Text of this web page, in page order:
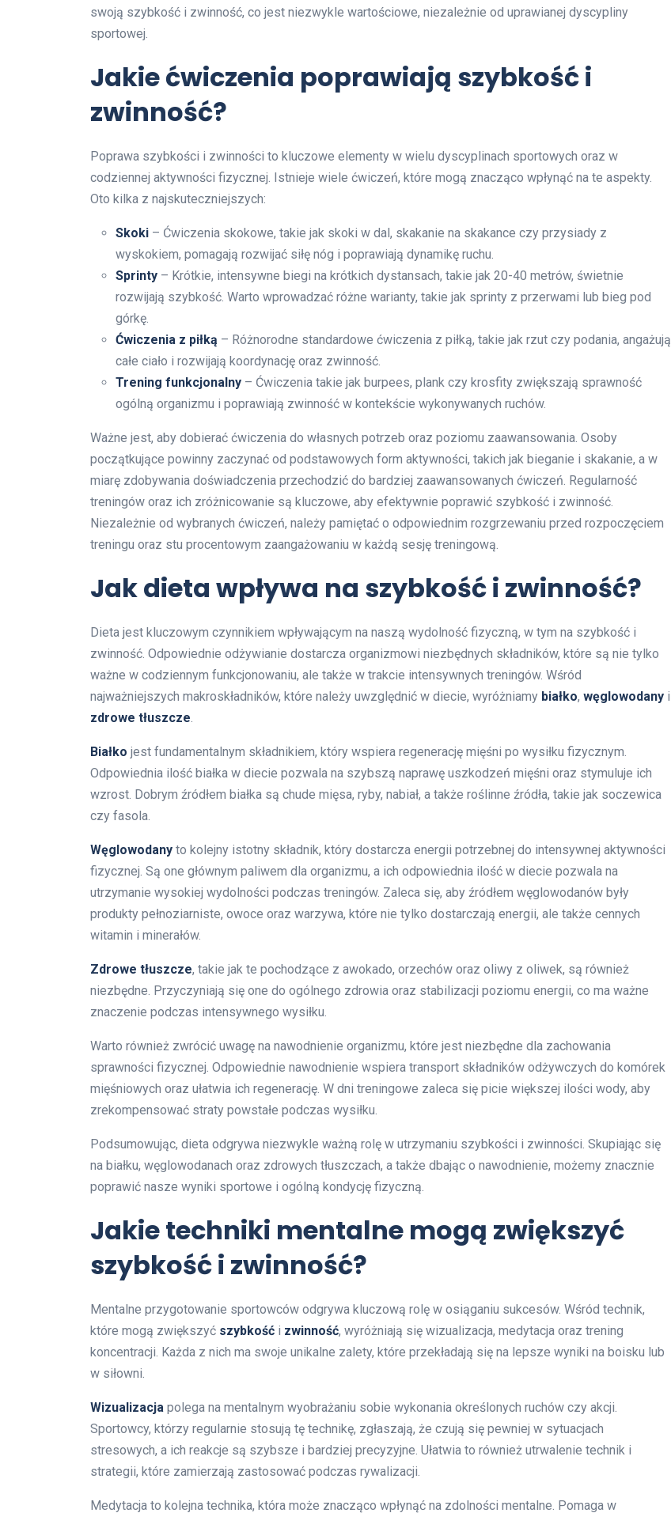
swoją szybkość i zwinność, co jest niezwykle wartościowe, niezależnie od uprawianej dyscypliny
sportowej.
Jakie ćwiczenia poprawiają szybkość i
zwinność?
Poprawa szybkości i zwinności to kluczowe elementy w wielu dyscyplinach sportowych oraz w
codziennej aktywności fizycznej. Istnieje wiele ćwiczeń, które mogą znacząco wpłynąć na te aspekty.
Oto kilka z najskuteczniejszych:
Skoki – Ćwiczenia skokowe, takie jak skoki w dal, skakanie na skakance czy przysiady z
wyskokiem, pomagają rozwijać siłę nóg i poprawiają dynamikę ruchu.
Sprinty – Krótkie, intensywne biegi na krótkich dystansach, takie jak 20-40 metrów, świetnie
rozwijają szybkość. Warto wprowadzać różne warianty, takie jak sprinty z przerwami lub bieg pod
górkę.
Ćwiczenia z piłką – Różnorodne standardowe ćwiczenia z piłką, takie jak rzut czy podania, angażują
całe ciało i rozwijają koordynację oraz zwinność.
Trening funkcjonalny – Ćwiczenia takie jak burpees, plank czy krosfity zwiększają sprawność
ogólną organizmu i poprawiają zwinność w kontekście wykonywanych ruchów.
Ważne jest, aby dobierać ćwiczenia do własnych potrzeb oraz poziomu zaawansowania. Osoby
początkujące powinny zaczynać od podstawowych form aktywności, takich jak bieganie i skakanie, a w
miarę zdobywania doświadczenia przechodzić do bardziej zaawansowanych ćwiczeń. Regularność
treningów oraz ich zróżnicowanie są kluczowe, aby efektywnie poprawić szybkość i zwinność.
Niezależnie od wybranych ćwiczeń, należy pamiętać o odpowiednim rozgrzewaniu przed rozpoczęciem
treningu oraz stu procentowym zaangażowaniu w każdą sesję treningową.
Jak dieta wpływa na szybkość i zwinność?
Dieta jest kluczowym czynnikiem wpływającym na naszą wydolność fizyczną, w tym na szybkość i
zwinność. Odpowiednie odżywianie dostarcza organizmowi niezbędnych składników, które są nie tylko
ważne w codziennym funkcjonowaniu, ale także w trakcie intensywnych treningów. Wśród
najważniejszych makroskładników, które należy uwzględnić w diecie, wyróżniamy białko, węglowodany i
zdrowe tłuszcze.
Białko jest fundamentalnym składnikiem, który wspiera regenerację mięśni po wysiłku fizycznym.
Odpowiednia ilość białka w diecie pozwala na szybszą naprawę uszkodzeń mięśni oraz stymuluje ich
wzrost. Dobrym źródłem białka są chude mięsa, ryby, nabiał, a także roślinne źródła, takie jak soczewica
czy fasola.
Węglowodany to kolejny istotny składnik, który dostarcza energii potrzebnej do intensywnej aktywności
fizycznej. Są one głównym paliwem dla organizmu, a ich odpowiednia ilość w diecie pozwala na
utrzymanie wysokiej wydolności podczas treningów. Zaleca się, aby źródłem węglowodanów były
produkty pełnoziarniste, owoce oraz warzywa, które nie tylko dostarczają energii, ale także cennych
witamin i minerałów.
Zdrowe tłuszcze, takie jak te pochodzące z awokado, orzechów oraz oliwy z oliwek, są również
niezbędne. Przyczyniają się one do ogólnego zdrowia oraz stabilizacji poziomu energii, co ma ważne
znaczenie podczas intensywnego wysiłku.
Warto również zwrócić uwagę na nawodnienie organizmu, które jest niezbędne dla zachowania
sprawności fizycznej. Odpowiednie nawodnienie wspiera transport składników odżywczych do komórek
mięśniowych oraz ułatwia ich regenerację. W dni treningowe zaleca się picie większej ilości wody, aby
zrekompensować straty powstałe podczas wysiłku.
Podsumowując, dieta odgrywa niezwykle ważną rolę w utrzymaniu szybkości i zwinności. Skupiając się
na białku, węglowodanach oraz zdrowych tłuszczach, a także dbając o nawodnienie, możemy znacznie
poprawić nasze wyniki sportowe i ogólną kondycję fizyczną.
Jakie techniki mentalne mogą zwiększyć
szybkość i zwinność?
Mentalne przygotowanie sportowców odgrywa kluczową rolę w osiąganiu sukcesów. Wśród technik,
które mogą zwiększyć szybkość i zwinność, wyróżniają się wizualizacja, medytacja oraz trening
koncentracji. Każda z nich ma swoje unikalne zalety, które przekładają się na lepsze wyniki na boisku lub
w siłowni.
Wizualizacja polega na mentalnym wyobrażaniu sobie wykonania określonych ruchów czy akcji.
Sportowcy, którzy regularnie stosują tę technikę, zgłaszają, że czują się pewniej w sytuacjach
stresowych, a ich reakcje są szybsze i bardziej precyzyjne. Ułatwia to również utrwalenie technik i
strategii, które zamierzają zastosować podczas rywalizacji.
Medytacja to kolejna technika, która może znacząco wpłynąć na zdolności mentalne. Pomaga w